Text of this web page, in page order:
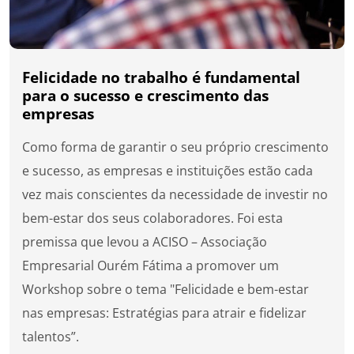
Felicidade no trabalho é fundamental
para o sucesso e crescimento das
empresas
Como forma de garantir o seu próprio crescimento
e sucesso, as empresas e instituições estão cada
vez mais conscientes da necessidade de investir no
bem-estar dos seus colaboradores. Foi esta
premissa que levou a ACISO – Associação
Empresarial Ourém Fátima a promover um
Workshop sobre o tema "Felicidade e bem-estar
nas empresas: Estratégias para atrair e fidelizar
talentos”.